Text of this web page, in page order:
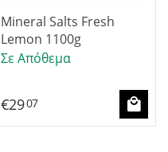
Mineral Salts Fresh
Lemon 1100g
Σε Απόθεμα
€2907